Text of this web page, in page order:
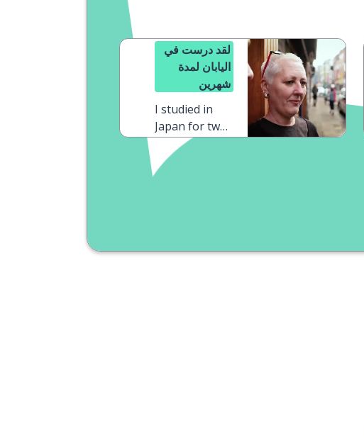
لقد درست في
اليابان لمدة
شهرين
I studied in
Japan for two
months